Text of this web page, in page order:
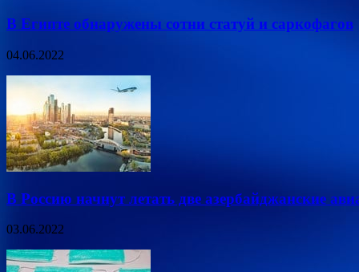
В Египте обнаружены сотни статуй и саркофагов
04.06.2022
В Россию начнут летать две азербайджанские
03.06.2022